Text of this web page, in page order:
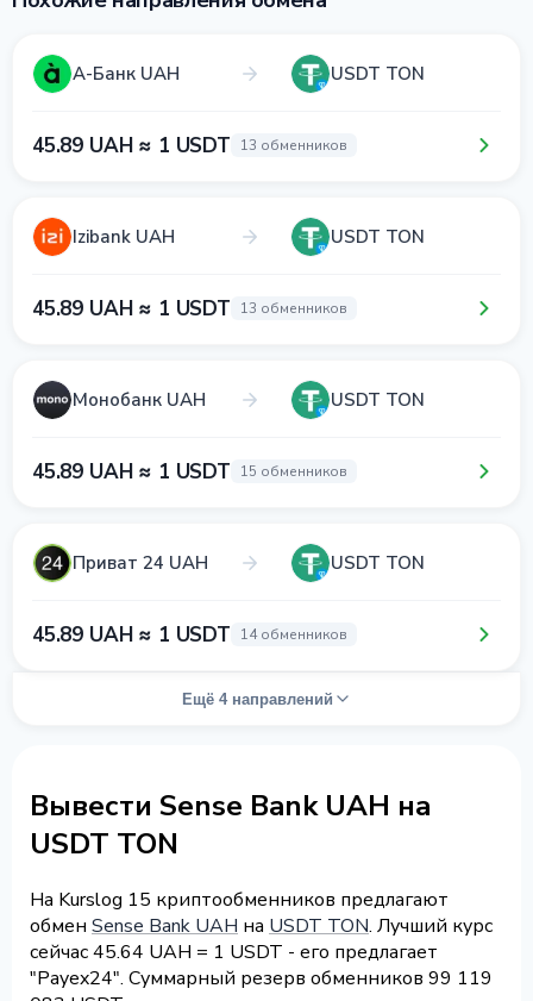
А-Банк UAH USDT TON
45.89 UAH ≈ 1 USDT 13 обменников
Izibank UAH USDT TON
45.89 UAH ≈ 1 USDT 13 обменников
Монобанк UAH USDT TON
45.89 UAH ≈ 1 USDT 15 обменников
Приват 24 UAH USDT TON
45.89 UAH ≈ 1 USDT 14 обменников
Ещё 4 направлений
Вывести Sense Bank UAH на
USDT TON
На Kurslog 15 криптообменников предлагают
обмен Sense Bank UAH на USDT TON. Лучший курс
сейчас 45.64 UAH = 1 USDT - его предлагает
"Payex24". Суммарный резерв обменников 99 119